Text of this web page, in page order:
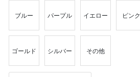
ブルー パープル イエロー ピンク
ゴールド シルバー その他